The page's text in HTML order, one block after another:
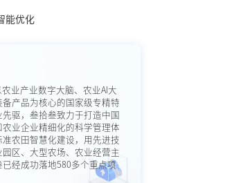
能优化
业产业数字大脑、农业AI大
产品为核心的国家级专精特
驱，叁拾叁致力于打造中国
业企业精细化的科学管理体
农田智慧化建设，用先进技
区、大型农场、农业经营主
经成功落地580多个重点项